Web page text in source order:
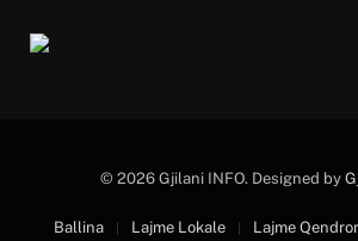
© 2026 Gjilani INFO. Designed by
Ballina Lajme Lokale Lajme